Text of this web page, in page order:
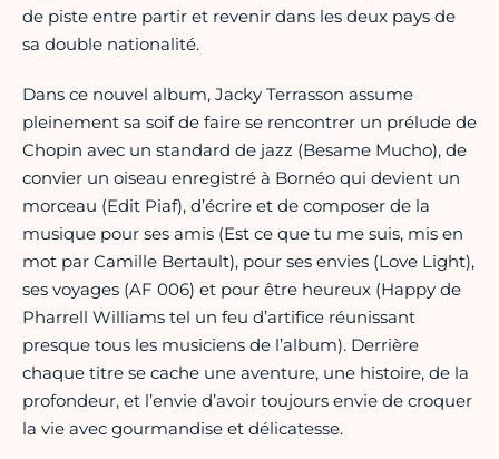
de piste entre partir et revenir dans les deux pays de
sa double nationalité.
Dans ce nouvel album, Jacky Terrasson assume
pleinement sa soif de faire se rencontrer un prélude de
Chopin avec un standard de jazz (Besame Mucho), de
convier un oiseau enregistré à Bornéo qui devient un
morceau (Edit Piaf), d’écrire et de composer de la
musique pour ses amis (Est ce que tu me suis, mis en
mot par Camille Bertault), pour ses envies (Love Light),
ses voyages (AF 006) et pour être heureux (Happy de
Pharrell Williams tel un feu d’artifice réunissant
presque tous les musiciens de l’album). Derrière
chaque titre se cache une aventure, une histoire, de la
profondeur, et l’envie d’avoir toujours envie de croquer
la vie avec gourmandise et délicatesse.